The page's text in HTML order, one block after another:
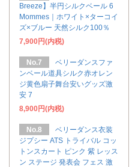
Breeze】半円シルクベール 6
Mommes｜ホワイト×ターコイ
ズ×ブルー 天然シルク100％
7,900円(内税)
No.7
ベリーダンスファ
ンベール道具シルク赤オレン
ジ黄色扇子舞台安いグッズ激
安 7
8,900円(内税)
No.8
ベリーダンス衣装
ジプシー ATS トライバル コッ
トンスカート ピンク 紫 レッス
ン ステージ 発表会 フェス 激